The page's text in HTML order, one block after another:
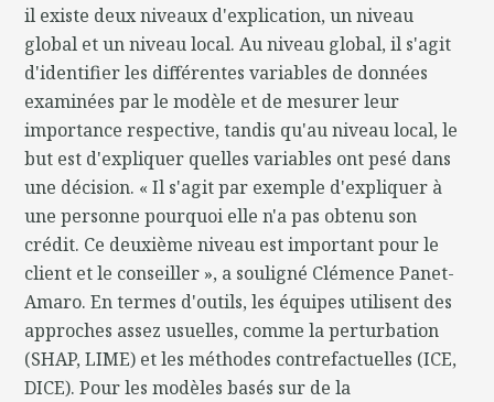
il existe deux niveaux d'explication, un niveau
global et un niveau local. Au niveau global, il s'agit
d'identifier les différentes variables de données
examinées par le modèle et de mesurer leur
importance respective, tandis qu'au niveau local, le
but est d'expliquer quelles variables ont pesé dans
une décision. « Il s'agit par exemple d'expliquer à
une personne pourquoi elle n'a pas obtenu son
crédit. Ce deuxième niveau est important pour le
client et le conseiller », a souligné Clémence Panet-
Amaro. En termes d'outils, les équipes utilisent des
approches assez usuelles, comme la perturbation
(SHAP, LIME) et les méthodes contrefactuelles (ICE,
DICE). Pour les modèles basés sur de la